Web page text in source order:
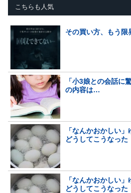
こちらも人気
その買い方、もう限
「小3娘との会話に
の内容は…
「なんかおかしい
どうしてこうなった
「なんかおかしい
どうしてこうなった